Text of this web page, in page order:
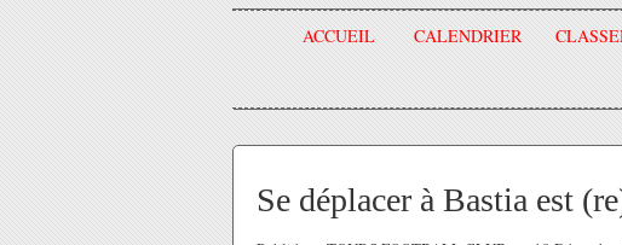
ACCUEIL CALENDRIER
Se déplacer à Bastia est